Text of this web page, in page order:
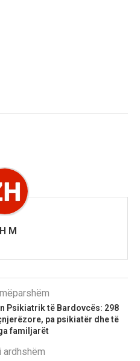
M
Psikiatrik të Bardovcës: 298
pa psikiatër dhe të
familjarët
ardhshëm